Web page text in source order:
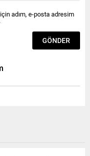
adım, e-posta adresim